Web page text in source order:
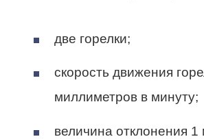
две горелки;
скорость движения
миллиметров в минуту;
величина отклонения